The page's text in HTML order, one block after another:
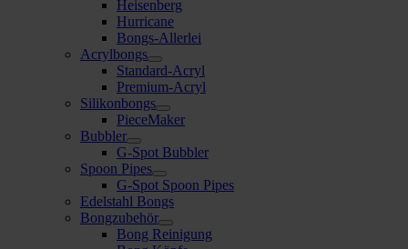
Heisenberg
Hurricane
Bongs-Allerlei
Acrylbongs
Standard-Acryl
Premium-Acryl
Silikonbongs
PieceMaker
Bubbler
G-Spot Bubbler
Spoon Pipes
G-Spot Spoon Pipes
Edelstahl Bongs
Bongzubehör
Bong Reinigung